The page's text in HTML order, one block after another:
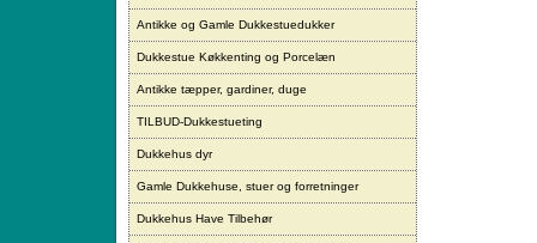
Antikke og Gamle Dukkestuedukker
Dukkestue Køkkenting og Porcelæn
Antikke tæpper, gardiner, duge
TILBUD-Dukkestueting
Dukkehus dyr
Gamle Dukkehuse, stuer og forretninger
Dukkehus Have Tilbehør